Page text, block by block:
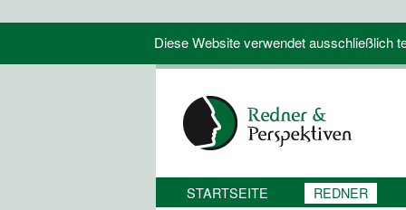
Diese Website verwendet ausschließlich
STARTSEITE REDNER